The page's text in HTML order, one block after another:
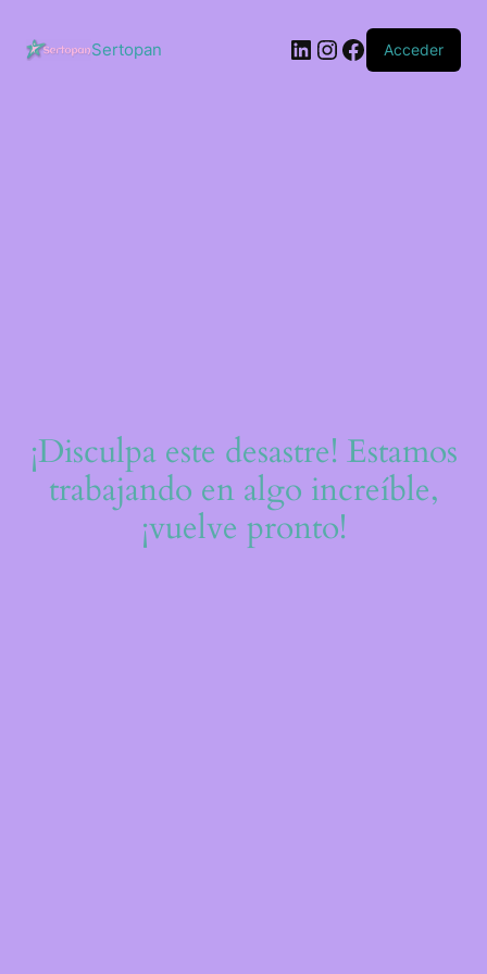
contenido
Sertopan LinkedIn
Instagram
Facebook
Acceder
¡Disculpa este desastre! Estamos
trabajando en algo increíble,
¡vuelve pronto!